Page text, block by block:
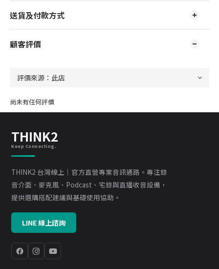
送貨及付款方式
顧客評價
尚未有任何評價
THINK2
Keep Connecting.
THINK2 台灣線上｜官方直營專業音訊通路。專注錄
音介面、麥克風、Podcast、宅錄與直播收音設備，
提供選購搭配建議與基礎使用協助。
LINE 線上諮詢